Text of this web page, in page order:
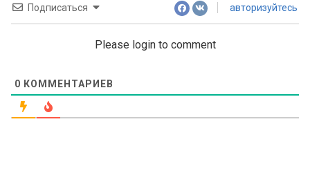
Подписаться авторизуйтесь
Please login to comment
0 КОММЕНТАРИЕВ